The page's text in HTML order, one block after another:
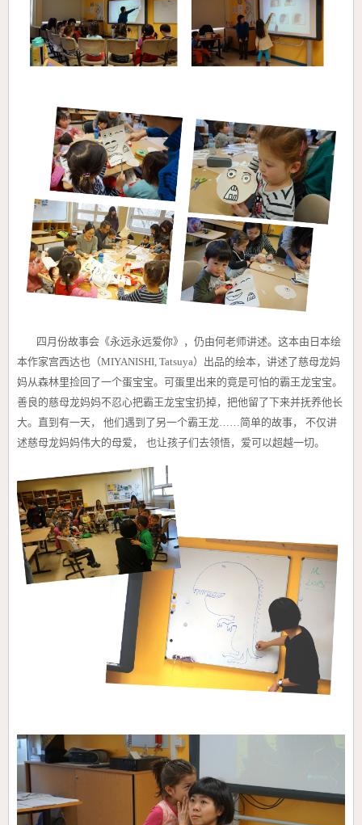
四月份故事会《永远永远爱你》，仍由何老师讲述。这本由日本绘
本作家宫西达也（MIYANISHI, Tatsuya）出品的绘本，讲述了慈母龙妈
妈从森林里捡回了一个蛋宝宝。可蛋里出来的竟是可怕的霸王龙宝宝。
善良的慈母龙妈妈不忍心把霸王龙宝宝扔掉，把他留了下来并抚养他长
大。直到有一天， 他们遇到了另一个霸王龙……简单的故事， 不仅讲
述慈母龙妈妈伟大的母爱， 也让孩子们去领悟，爱可以超越一切。